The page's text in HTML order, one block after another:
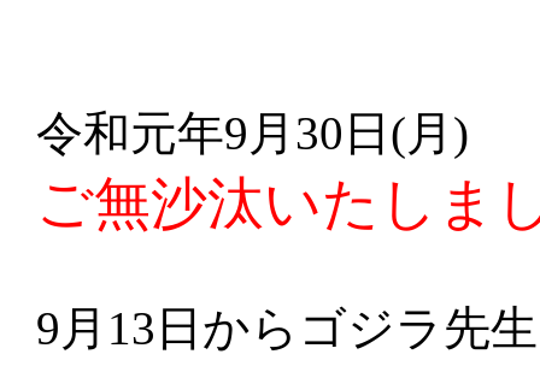
令和元年9月30日(月)
ご無沙汰いたしま
9月13日からゴジラ先